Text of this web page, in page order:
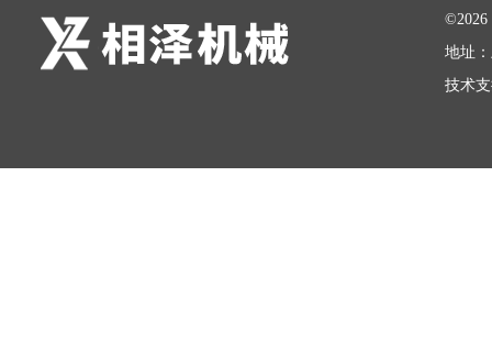
地址
技术